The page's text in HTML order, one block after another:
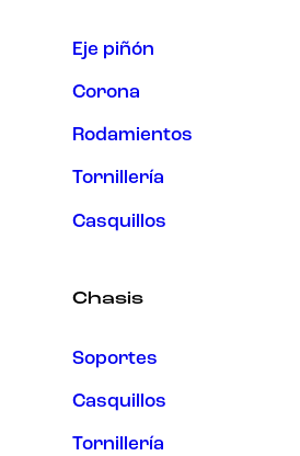
Eje piñón
Corona
Rodamientos
Tornillería
Casquillos
Chasis
Soportes
Casquillos
Tornillería